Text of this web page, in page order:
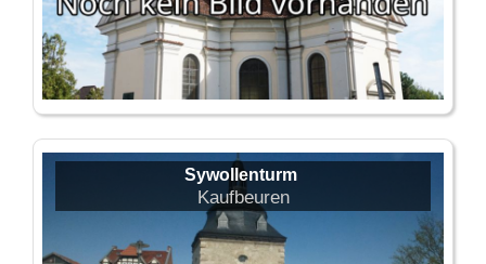
Sywollenturm
Kaufbeuren